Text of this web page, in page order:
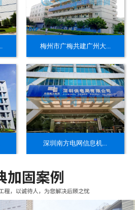
梅州市广梅共建广州大...
​深圳南方电网信息机...